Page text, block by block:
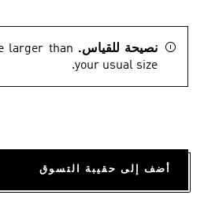
نصيحة للقياس. larger than
your usual size.
أضف إلى حقيبة التسوق